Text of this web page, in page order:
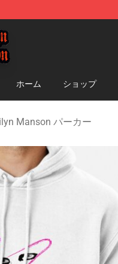
Merchandise Store
ホーム ショップ
Manson パーカー